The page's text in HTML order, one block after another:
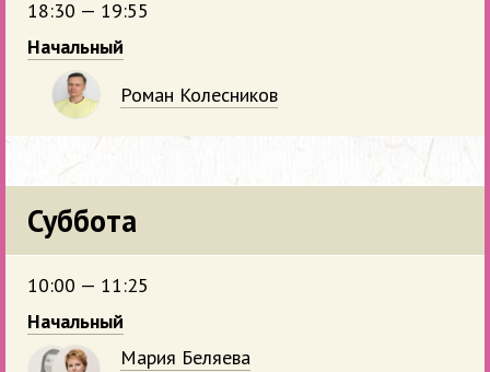
18:30 — 19:55
Начальный
Роман Колесников
Суббота
10:00 — 11:25
Начальный
Мария Беляева